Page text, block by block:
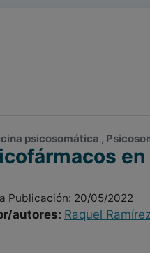
psicosomática ,
Publicación: 20/05/2022
autores: Raquel